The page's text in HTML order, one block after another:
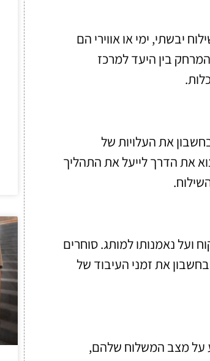
יבשתי, ימי או אווירי הם
בין היעד למרכז
את העלויות של
את הדרך לייעל את התהליך
ועל נאמנותו למותג. סוחרים
את זמני העיבוד של
על מצב המשלוח שלהם,